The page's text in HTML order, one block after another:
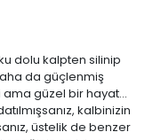
dolu kalpten silinip
da güçlenmiş
ama güzel bir hayat…
kalbinizin
üstelik de benzer